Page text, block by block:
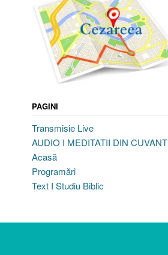
PAGINI
Transmisie Live
AUDIO I MEDITATII DIN CUVANT
Acasă
Programări
Text I Studiu Biblic